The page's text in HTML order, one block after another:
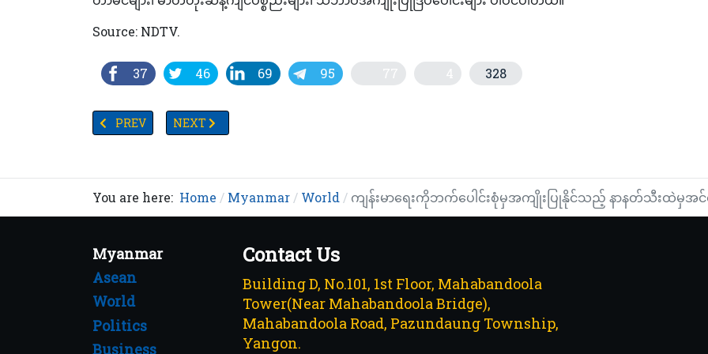
Source: NDTV.
37 46 69 95 77 4 328
PREVIOUS ARTICLE: သစ်ပင်များသည်မြို့ပြများကိုအေးမြစေသော်လည်း အလိုအပ်ဆုံးနေရာတွေ၌လုံလောက်စွာမရှိ
PREV NEXT ARTICLE: ကမ္ဘာ့ဖလားပွဲမတိုင်မီဆန္ဒပြထုတ်ဖော်ရန် အမေရိကန်အလုပ်သမားများပြင်ဆင်
NEXT
You are here: Home Myanmar World ကျန်းမာရေးကိုဘက်ပေါင်းစုံမှအကျိုးပြုနိုင်သည့် နာနတ်သီးထဲမှအင်
Myanmar
Asean
World
Politics
Business
Contact Us
Building D, No.101, 1st Floor, Mahabandoola
Tower(Near Mahabandoola Bridge),
Mahabandoola Road, Pazundaung Township,
Yangon.